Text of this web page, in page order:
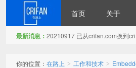
首页 关于
最新消息： 20210917 已从crifan.com换到
你的位置： 在路上 > 工作和技术 >